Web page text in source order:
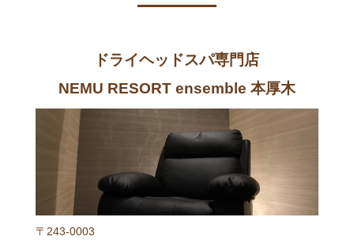
ドライヘッドスパ専門店
NEMU RESORT ensemble 本厚木
〒243-0003